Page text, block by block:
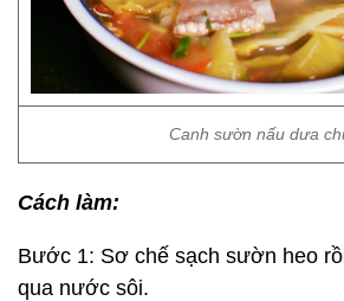
Canh sườn nấu dưa
Cách làm:
Bước 1: Sơ chế sạch sườn heo
qua nước sôi.